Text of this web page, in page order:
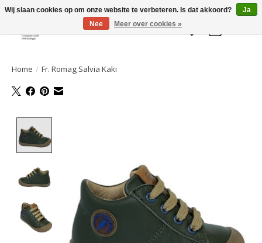
Welkom bij de Gelaarsde KAT
Verlanglijst
Home / Fr. Romag Salvia Kaki
Wij slaan cookies op om onze website te verbeteren. Is dat akkoord?
Ja
Nee
Meer over cookies »